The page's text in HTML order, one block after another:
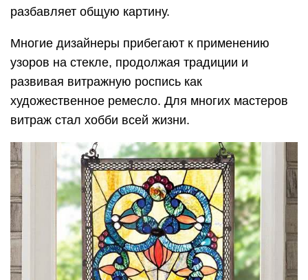
разбавляет общую картину.
Многие дизайнеры прибегают к применению
узоров на стекле, продолжая традиции и
развивая витражную роспись как
художественное ремесло. Для многих мастеров
витраж стал хобби всей жизни.